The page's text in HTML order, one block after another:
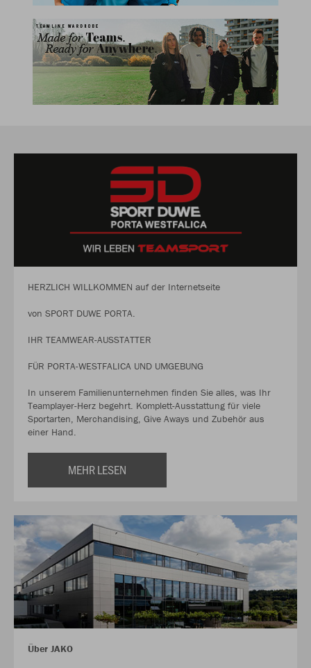
HERZLICH WILLKOMMEN auf der Internetseite
von SPORT DUWE PORTA.
IHR TEAMWEAR-AUSSTATTER
FÜR PORTA-WESTFALICA UND UMGEBUNG
In unserem Familienunternehmen finden Sie alles, was Ihr
Teamplayer-Herz begehrt. Komplett-Ausstattung für viele
Sportarten, Merchandising, Give Aways und Zubehör aus
einer Hand.
MEHR LESEN
Über JAKO